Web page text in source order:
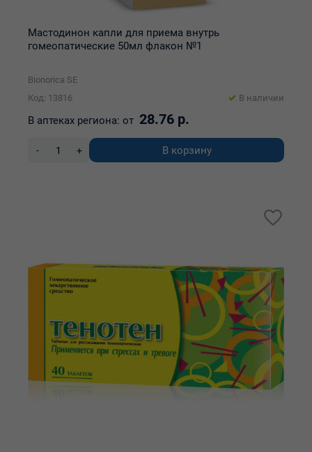
Мастодинон капли для приема внутрь
гомеопатические 50мл флакон №1
Bionorica SE
Код: 13816
В наличии
В аптеках региона: от 28.76 р.
- + В корзину